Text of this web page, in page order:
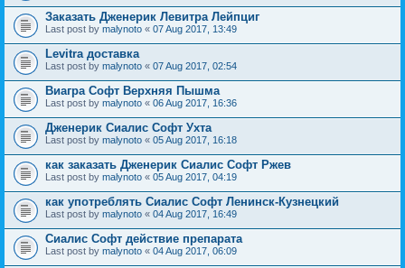
Заказать Дженерик Левитра Лейпциг
Last post by malynoto « 07 Aug 2017, 13:49
Levitra доставка
Last post by malynoto « 07 Aug 2017, 02:54
Виагра Софт Верхняя Пышма
Last post by malynoto « 06 Aug 2017, 16:36
Дженерик Сиалис Софт Ухта
Last post by malynoto « 05 Aug 2017, 16:18
как заказать Дженерик Сиалис Софт Ржев
Last post by malynoto « 05 Aug 2017, 04:19
как употреблять Сиалис Софт Ленинск-Кузнецкий
Last post by malynoto « 04 Aug 2017, 16:49
Сиалис Софт действие препарата
Last post by malynoto « 04 Aug 2017, 06:09